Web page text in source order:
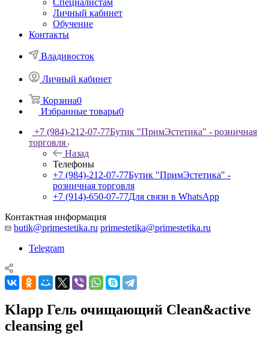
Специалистам
Личный кабинет
Обучение
Контакты
Владивосток
Личный кабинет
Корзина0
Избранные товары0
+7 (984)-212-07-77Бутик "ПримЭстетика" - розничная
торговля
Назад
Телефоны
+7 (984)-212-07-77Бутик "ПримЭстетика" -
розничная торговля
+7 (914)-650-07-77Для связи в WhatsApp
Контактная информация
butik@primestetika.ru primestetika@primestetika.ru
Telegram
Klapp Гель очищающий Clean&active
cleansing gel